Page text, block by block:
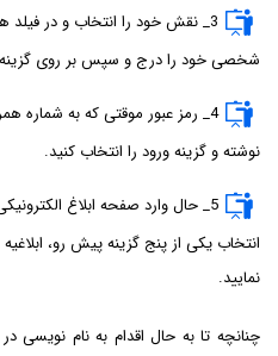
3_ نقش خود را انتخاب و در
شخصی خود را درج و سپس بر روی گزینه
4_ رمز عبور موقتی که به شماره
نوشته و گزینه ورود را انتخاب کنید.
5_ حال وارد صفحه ابلاغ
انتخاب یکی از پنج گزینه پیش رو،
نمایید.
چنانچه تا به حال اقدام به نام نویسی در